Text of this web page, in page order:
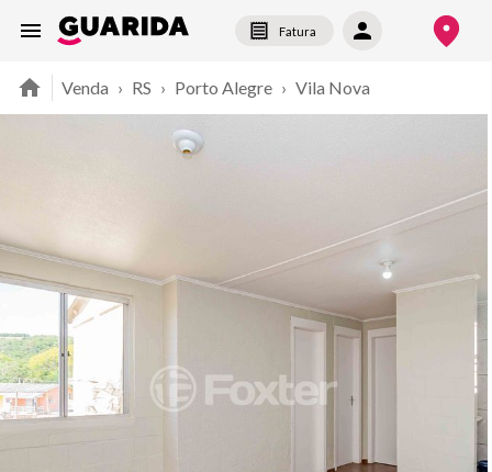
Fatura
Venda › RS › Porto Alegre › Vila Nova